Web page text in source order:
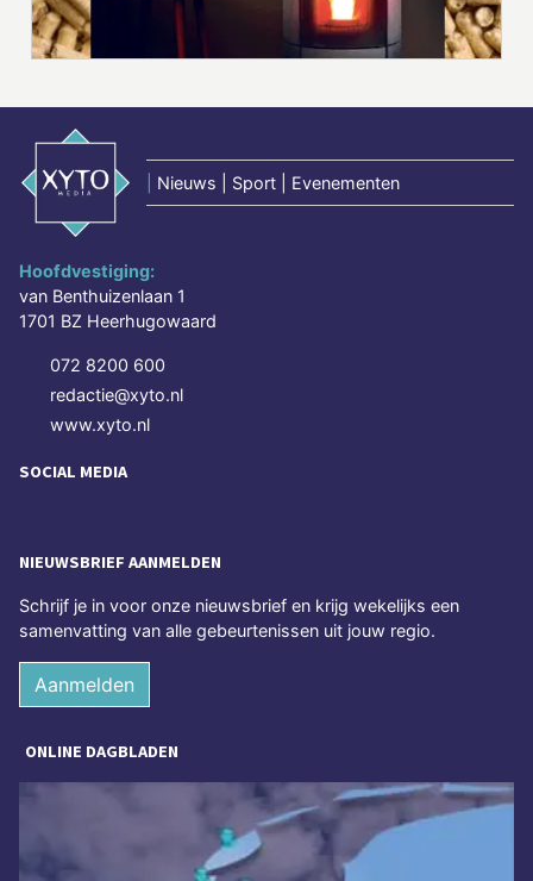
Nieuws | Sport | Evenementen
Hoofdvestiging:
van Benthuizenlaan 1
1701 BZ Heerhugowaard
072 8200 600
redactie@xyto.nl
www.xyto.nl
SOCIAL MEDIA
NIEUWSBRIEF AANMELDEN
Schrijf je in voor onze nieuwsbrief en krijg wekelijks een
samenvatting van alle gebeurtenissen uit jouw regio.
Aanmelden
ONLINE DAGBLADEN